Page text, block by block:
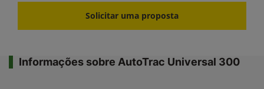
Solicitar uma proposta
Informações sobre AutoTrac Universal 300